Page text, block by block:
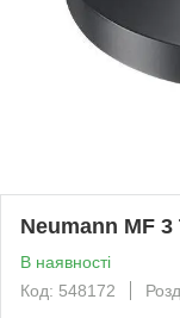
Neumann MF 3
В наявності
Код: 548172